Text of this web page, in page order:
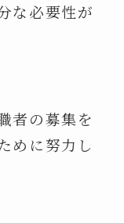
な必要性が
者の募集を
めに努力し